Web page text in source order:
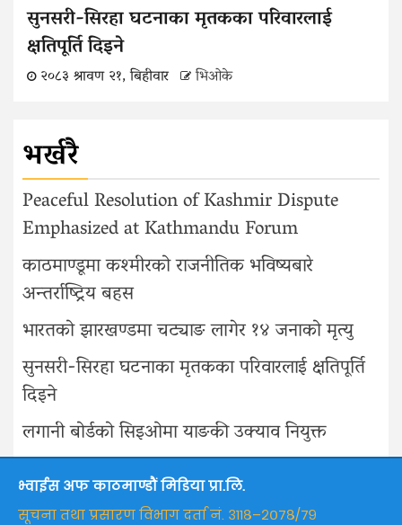
सुनसरी-सिरहा घटनाका मृतकका परिवारलाई
क्षतिपूर्ति दिइने
२०८३ श्रावण २१, बिहीवार भिओके
भर्खरै
Peaceful Resolution of Kashmir Dispute
Emphasized at Kathmandu Forum
काठमाण्डूमा कश्मीरको राजनीतिक भविष्यबारे
अन्तर्राष्ट्रिय बहस
भारतको झारखण्डमा चट्याङ लागेर १४ जनाको मृत्यु
सुनसरी-सिरहा घटनाका मृतकका परिवारलाई क्षतिपूर्ति
दिइने
लगानी बोर्डको सिइओमा याङकी उक्याव नियुक्त
भ्वाईस अफ काठमाण्डौं मिडिया प्रा.लि.
सूचना तथा प्रसारण विभाग दर्ता नं. ३११८–२०७८/७९